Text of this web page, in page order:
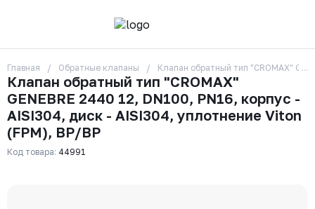
О компании
Контакты
Бренды
Отзывы
Сотрудники
Вакансии
Доставка
Главная Обратные клапаны Клапан обратный тип "CROMAX"
Клапан обратный тип "CROMAX"
GENEBRE 2440 12, DN100, PN16, корпус -
AISI304, диск - AISI304, уплотнение Viton
(FPM), ВР/ВР
Код товара: 44991